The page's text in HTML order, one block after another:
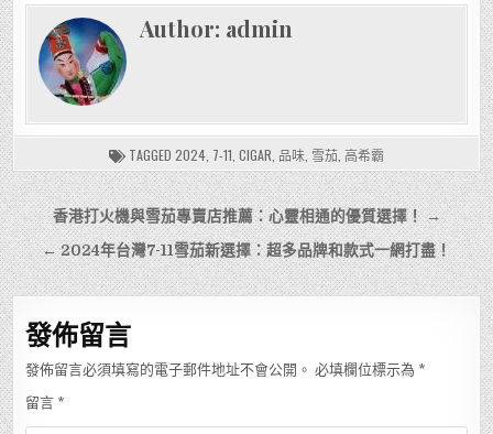
Author: admin
TAGGED 2024, 7-11, CIGAR, 品味, 雪茄, 高希霸
文
章
導
覽
香港打火機與雪茄專賣店推薦：心靈相通的優質選擇！ →
← 2024年台灣7-11雪茄新選擇：超多品牌和款式一網打盡！
發佈留言
發佈留言必須填寫的電子郵件地址不會公開。 必填欄位標示為 *
留言 *